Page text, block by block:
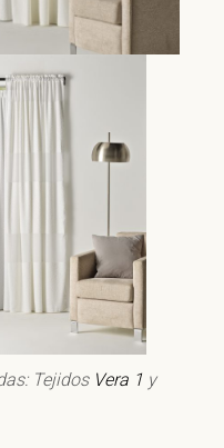
Tejidos Vera 1 y